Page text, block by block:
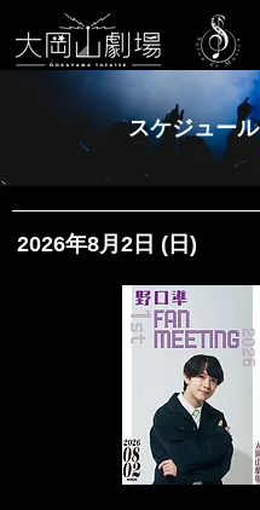
スケジュール
2026年8月2日 (日)